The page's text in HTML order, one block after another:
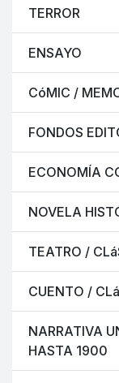
TERROR
ENSAYO
CóMIC /
FONDOS
ECONOMÍA
NOVELA
TEATRO /
CUENTO /
NARRATIVA
HASTA 1900